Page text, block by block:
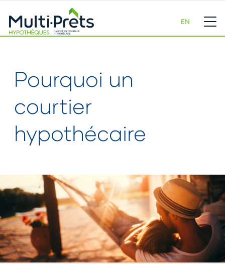
EN
Pourquoi un
courtier
hypothécaire